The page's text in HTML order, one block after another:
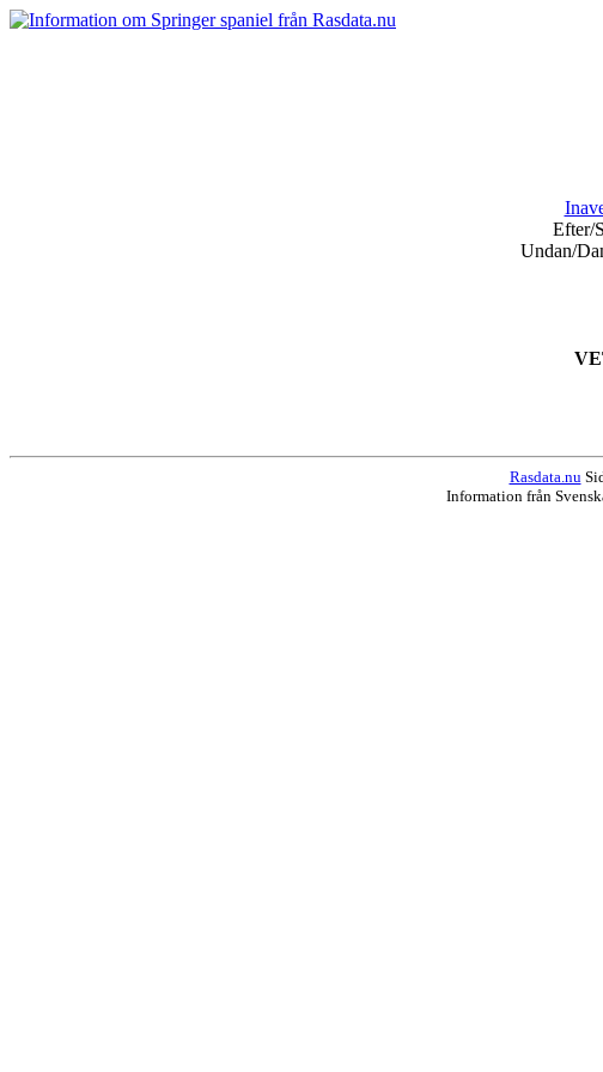
Efter/
Undan/
Rasdata.nu
Information från